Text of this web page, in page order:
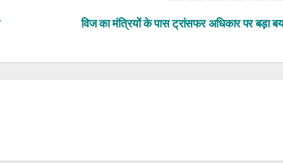
विज का मंत्रियों के पास ट्रांसफर अधिकार पर बड़ा